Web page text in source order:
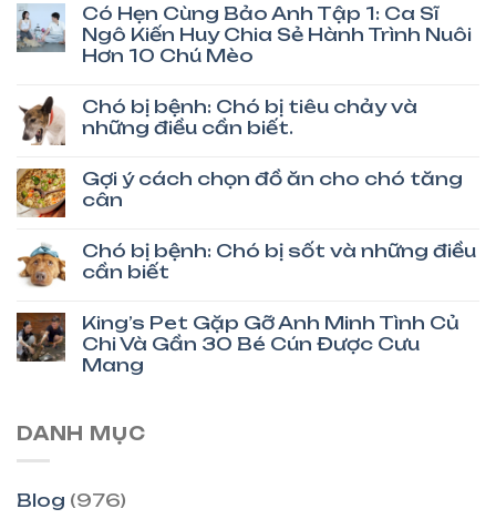
Có Hẹn Cùng Bảo Anh Tập 1: Ca Sĩ
Ngô Kiến Huy Chia Sẻ Hành Trình Nuôi
Hơn 10 Chú Mèo
Chó bị bệnh: Chó bị tiêu chảy và
những điều cần biết.
Gợi ý cách chọn đồ ăn cho chó tăng
cân
Chó bị bệnh: Chó bị sốt và những điều
cần biết
King’s Pet Gặp Gỡ Anh Minh Tình Củ
Chi Và Gần 30 Bé Cún Được Cưu
Mang
DANH MỤC
Blog (976)